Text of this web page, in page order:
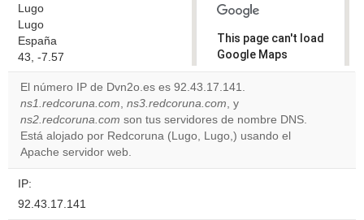
Lugo
Lugo
España
43, -7.57
This page can't load
Google Maps
correctly.
Do you
own this
website?
El número IP de Dvn2o.es es 92.43.17.141.
ns1.redcoruna.com, ns3.redcoruna.com, y
ns2.redcoruna.com son tus servidores de nombre DNS.
Está alojado por Redcoruna (Lugo, Lugo,) usando el
Apache servidor web.
IP:
92.43.17.141